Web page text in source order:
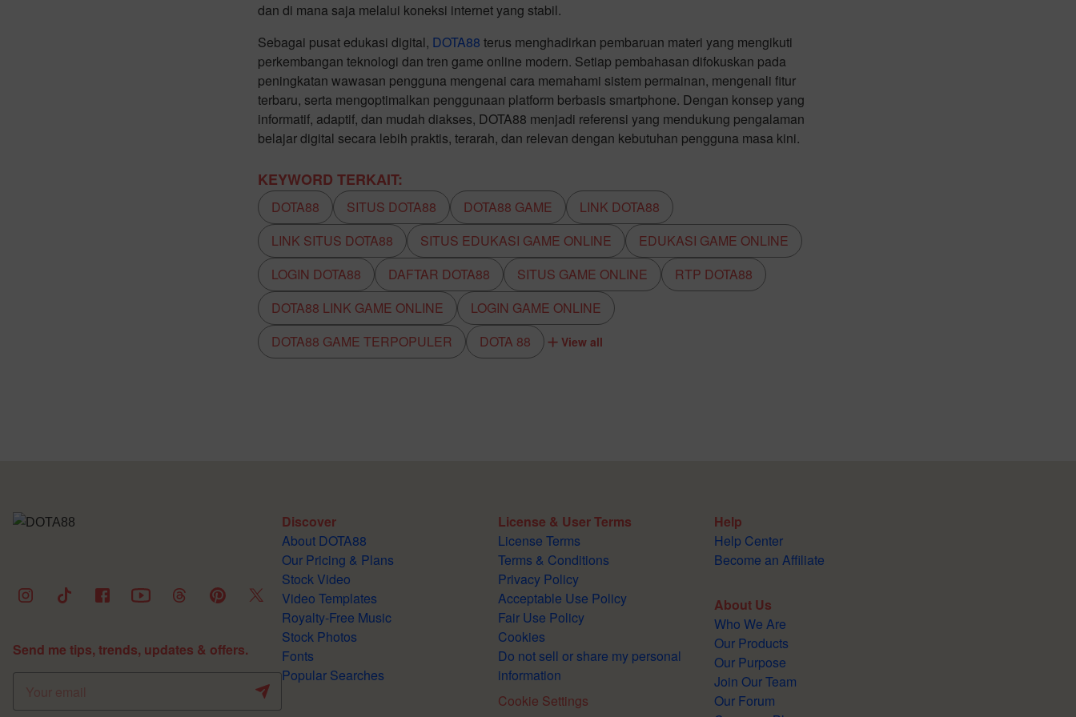
dan di mana saja melalui koneksi internet yang stabil.
Sebagai pusat edukasi digital, DOTA88 terus menghadirkan pembaruan materi yang mengikuti
perkembangan teknologi dan tren game online modern. Setiap pembahasan difokuskan pada
peningkatan wawasan pengguna mengenai cara memahami sistem permainan, mengenali fitur
terbaru, serta mengoptimalkan penggunaan platform berbasis smartphone. Dengan konsep yang
informatif, adaptif, dan mudah diakses, DOTA88 menjadi referensi yang mendukung pengalaman
belajar digital secara lebih praktis, terarah, dan relevan dengan kebutuhan pengguna masa kini.
KEYWORD TERKAIT:
DOTA88 SITUS DOTA88 DOTA88 GAME
LINK DOTA88
LINK SITUS DOTA88
SITUS EDUKASI GAME ONLINE
EDUKASI GAME ONLINE
LOGIN DOTA88
DAFTAR DOTA88 SITUS GAME ONLINE
RTP DOTA88
DOTA88 LINK GAME ONLINE
LOGIN GAME ONLINE
DOTA88 GAME TERPOPULER
DOTA 88 View all
Send me tips, trends, updates & offers.
Discover
About DOTA88
Our Pricing & Plans
Stock Video
Video Templates
Royalty-Free Music
Stock Photos
Fonts
Popular Searches
License & User Terms
License Terms
Terms & Conditions
Privacy Policy
Acceptable Use Policy
Fair Use Policy
Cookies
Do not sell or share my personal
information
Cookie Settings
Help
Help Center
Become an Affiliate
About Us
Who We Are
Our Products
Our Purpose
Join Our Team
Our Forum